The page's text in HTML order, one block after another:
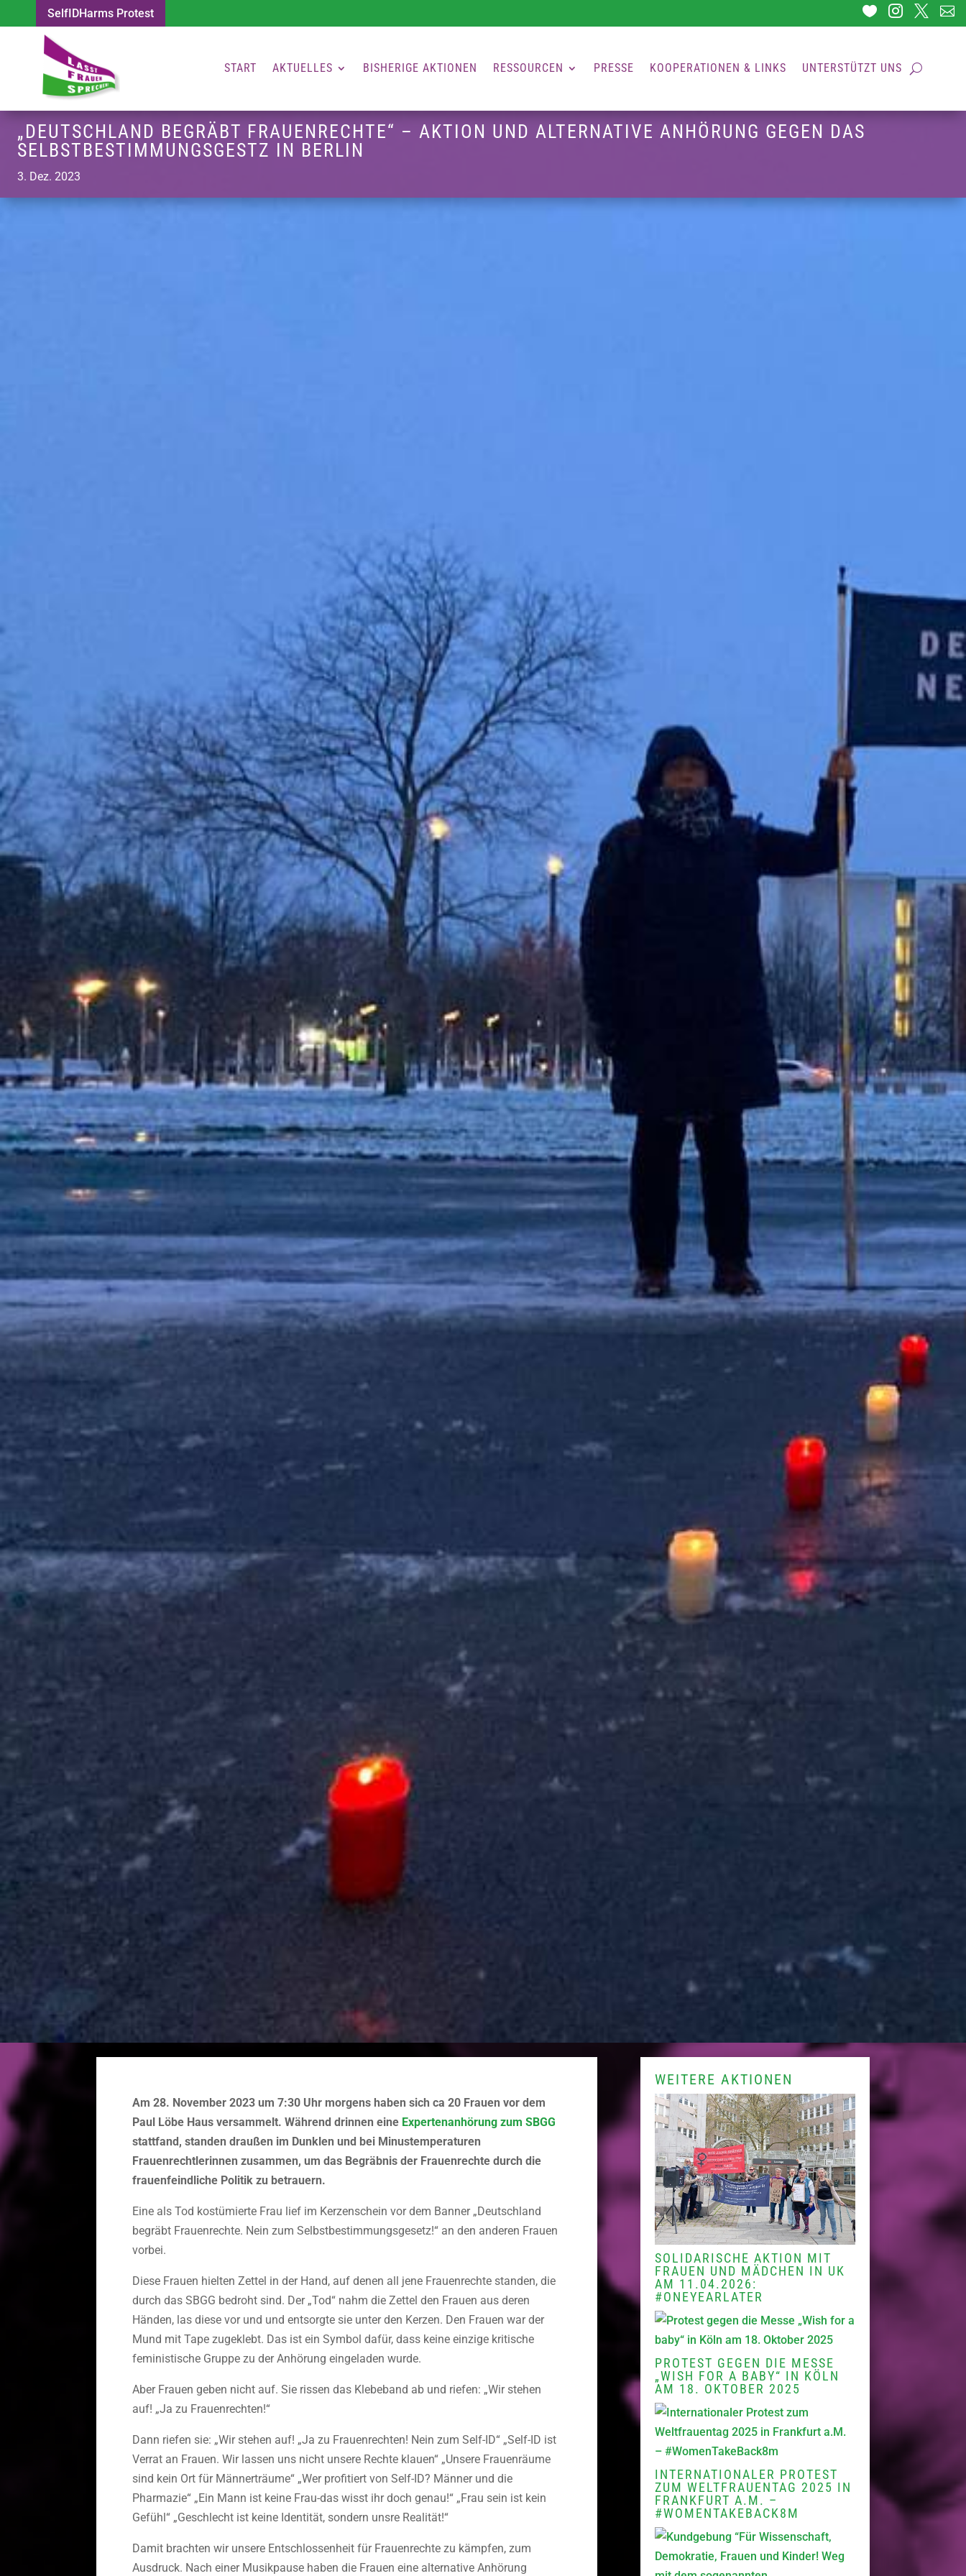
SelfIDHarms Protest 



START AKTUELLES BISHERIGE AKTIONEN RESSOURCEN PRESSE KOOPERATIONEN & LINKS UNTERSTÜTZT UNS
„DEUTSCHLAND BEGRÄBT FRAUENRECHTE“ – AKTION UND ALTERNATIVE ANHÖRUNG GEGEN DAS
SELBSTBESTIMMUNGSGESTZ IN BERLIN
3. Dez. 2023
Am 28. November 2023 um 7:30 Uhr morgens haben sich ca 20 Frauen vor dem
Paul Löbe Haus versammelt. Während drinnen eine Expertenanhörung zum SBGG
stattfand, standen draußen im Dunklen und bei Minustemperaturen
Frauenrechtlerinnen zusammen, um das Begräbnis der Frauenrechte durch die
frauenfeindliche Politik zu betrauern.
Eine als Tod kostümierte Frau lief im Kerzenschein vor dem Banner „Deutschland
begräbt Frauenrechte. Nein zum Selbstbestimmungsgesetz!“ an den anderen Frauen
vorbei.
Diese Frauen hielten Zettel in der Hand, auf denen all jene Frauenrechte standen, die
durch das SBGG bedroht sind. Der „Tod“ nahm die Zettel den Frauen aus deren
Händen, las diese vor und und entsorgte sie unter den Kerzen. Den Frauen war der
Mund mit Tape zugeklebt. Das ist ein Symbol dafür, dass keine einzige kritische
feministische Gruppe zu der Anhörung eingeladen wurde.
Aber Frauen geben nicht auf. Sie rissen das Klebeband ab und riefen: „Wir stehen
auf! „Ja zu Frauenrechten!“
Dann riefen sie: „Wir stehen auf! „Ja zu Frauenrechten! Nein zum Self-ID“ „Self-ID ist
Verrat an Frauen. Wir lassen uns nicht unsere Rechte klauen“ „Unsere Frauenräume
sind kein Ort für Männerträume“ „Wer profitiert von Self-ID? Männer und die
Pharmazie“ „Ein Mann ist keine Frau-das wisst ihr doch genau!“ „Frau sein ist kein
Gefühl“ „Geschlecht ist keine Identität, sondern unsre Realität!“
Damit brachten wir unsere Entschlossenheit für Frauenrechte zu kämpfen, zum
Ausdruck. Nach einer Musikpause haben die Frauen eine alternative Anhörung
WEITERE AKTIONEN
SOLIDARISCHE AKTION MIT
FRAUEN UND MÄDCHEN IN UK
AM 11.04.2026:
#ONEYEARLATER
PROTEST GEGEN DIE MESSE
„WISH FOR A BABY“ IN KÖLN
AM 18. OKTOBER 2025
INTERNATIONALER PROTEST
ZUM WELTFRAUENTAG 2025 IN
FRANKFURT A.M. –
#WOMENTAKEBACK8M